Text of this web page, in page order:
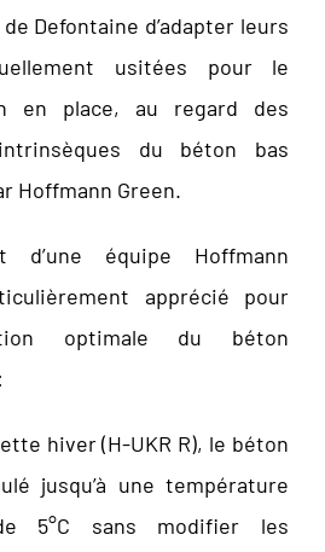
Defontaine d’adapter leurs
usitées pour le
en place, au regard des
du béton bas
Hoffmann Green.
d’une équipe Hoffmann
apprécié pour
optimale du béton
hiver (H-UKR R), le béton
jusqu’à une température
5°C sans modifier les